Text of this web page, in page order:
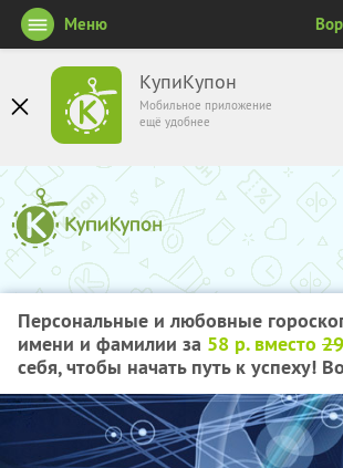
КупиКупон
Мобильное приложение
ещё удобнее
Меню
Персональные и любовные
имени и фамилии за 58 р. вместо
себя, чтобы начать путь к успеху!